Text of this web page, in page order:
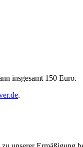
insgesamt 150 Euro.
.